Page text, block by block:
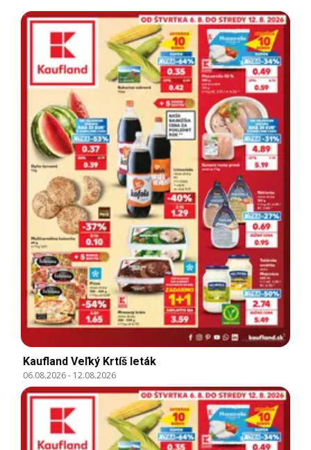
Kaufland Veľký Krtíš leták
06.08.2026- 12.08.2026